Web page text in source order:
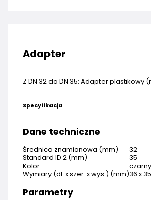
Adapter
Z DN 32 do DN 35: Adapter
Specyfikacja
Dane techniczne
Średnica znamionowa (mm)
32
Standard ID 2 (mm)
35
Kolor
czarny
Wymiary (dł. x szer. x wys.) (mm)36 x
Parametry